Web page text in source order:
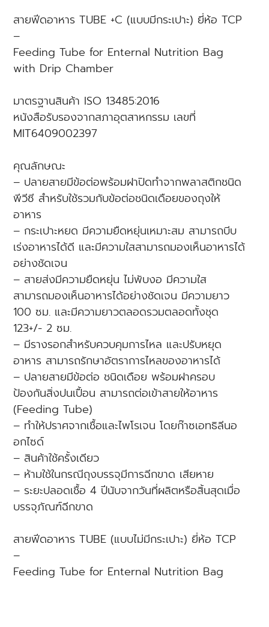
สายฟีดอาหาร TUBE +C (แบบมีกระเปาะ) ยี่ห้อ TCP
–
Feeding Tube for Enternal Nutrition Bag
with Drip Chamber
มาตรฐานสินค้า ISO 13485:2016
หนังสือรับรองจากสภาอุตสาหกรรม เลขที่
MIT6409002397
คุณลักษณะ
– ปลายสายมีข้อต่อพร้อมฝาปิดทำจากพลาสติกชนิด
พีวีซี สำหรับใช้รวมกับข้อต่อชนิดเดือยของถุงให้
อาหาร
– กระเปาะหยด มีความยืดหยุ่นเหมาะสม สามารถบีบ
เร่งอาหารได้ดี และมีความใสสามารถมองเห็นอาหารได้
อย่างชัดเจน
– สายส่งมีความยืดหยุ่น ไม่พับงอ มีความใส
สามารถมองเห็นอาหารได้อย่างชัดเจน มีความยาว
100 ซม. และมีความยาวตลอดรวมตลอดทั้งชุด
123+/- 2 ซม.
– มีรางรอกสำหรับควบคุมการไหล และปรับหยุด
อาหาร สามารถรักษาอัตราการไหลของอาหารได้
– ปลายสายมีข้อต่อ ชนิดเดือย พร้อมฝาครอบ
ป้องกันสิ่งปนเปื้อน สามารถต่อเข้าสายให้อาหาร
(Feeding Tube)
– ทำให้ปราศจากเชื้อและไพโรเจน โดยก๊าซเอทธิลีนอ
อกไซด์
– สินค้าใช้ครั้งเดียว
– ห้ามใช้ในกรณีถุงบรรจุมีการฉีกขาด เสียหาย
– ระยะปลอดเชื้อ 4 ปีนับจากวันที่ผลิตหรือสิ้นสุดเมื่อ
บรรจุภัณฑ์ฉีกขาด
สายฟีดอาหาร TUBE (แบบไม่มีกระเปาะ) ยี่ห้อ TCP
–
Feeding Tube for Enternal Nutrition Bag